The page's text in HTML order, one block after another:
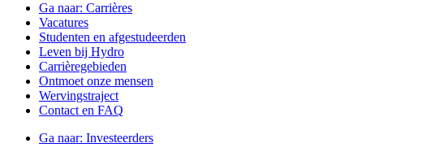
Ga naar: Carrières
Vacatures
Studenten en afgestudeerden
Leven bij Hydro
Carrièregebieden
Ontmoet onze mensen
Wervingstraject
Contact en FAQ
Ga naar: Investeerders